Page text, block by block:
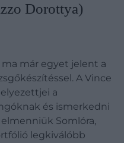
Dorottya)
már egyet jelent a
A Vince
a
és ismerkedni
Somlóra,
legkiválóbb